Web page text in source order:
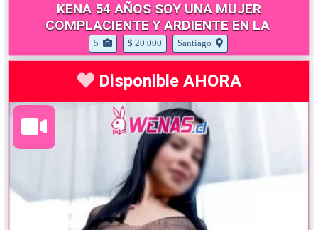
KENA 54 AÑOS SOY UNA MUJER
COMPLACIENTE Y ARDIENTE EN LA
5 $ 20.000 Santiago
Disponible AHORA